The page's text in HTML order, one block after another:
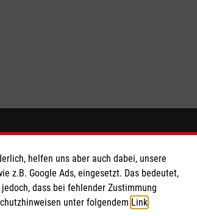
finden Sie uns
Nowawes 67
Potsdam
0331 200 58 200
helfen uns aber auch dabei, unsere
z.B. Google Ads, eingesetzt. Das bedeutet,
dass bei fehlender Zustimmung
unter folgendem Link